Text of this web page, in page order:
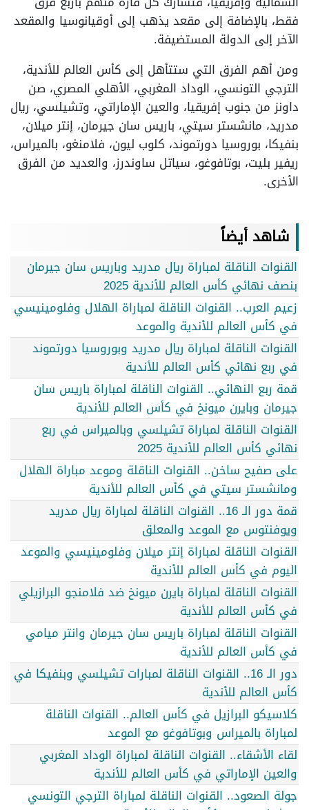
فقط، بالإضافة إلى مقعد يذهب إلى أوقيانوسيا والمقعد
الآخر إلى الدولة المستضيفة.
ومن أهم الفرق التي ستتأهل إلى كأس العالم للأندية،
الترجي التونسي، الوداد المغربي، الأهلي المصري، صن
داونز من جنوب إفريقيا، والعين الإماراتي، وتشيلسي، ريال
مدريد، مانشستر سيتي، باريس سان جيرمان، إنتر ميلان،
بنفيكا، بوروسيا دورتموند، كلوب ليون، فلامنغو، بالميراس،
ريفير بليت، بوتافوغو، سياتل ساوندرز، والعديد من الفرق
الأخرى.
شاهد أيضاً
القنوات الناقلة لمباراة ريال مدريد وباريس سان جيرمان
بنصف نهائي كأس العالم للأندية 2025
زعيم العرب.. القنوات الناقلة لمباراة الهلال وفلومينيسي
في كأس العالم للأندية والموعد
القنوات الناقلة لمباراة ريال مدريد وبوروسيا دورتموند
في ربع نهائي كأس العالم للأندية
قمة ربع النهائي.. القنوات الناقلة لمباراة باريس سان
جيرمان وبايرن ميونخ في كأس العالم للأندية
القنوات الناقلة لمباراة تشيلسي وبالميراس في ربع
نهائي كأس العالم للأندية 2025
على صفيح ساخن.. القنوات الناقلة وموعد مباراة الهلال
ومانشستر سيتي في كأس العالم للأندية
قمة دور الـ 16.. القنوات الناقلة لمباراة ريال مدريد
ويوفنتوس مع الموعد والمعلق
القنوات الناقلة لمباراة إنتر ميلان وفلومينيسي والموعد
اليوم في كأس العالم للأندية
القنوات الناقلة لمباراة بايرن ميونخ ضد فلامنجو البرازيلي
في كأس العالم للأندية
القنوات الناقلة لمباراة باريس سان جيرمان وانتر ميامي
في كأس العالم للأندية
دور الـ 16.. القنوات الناقلة لمبارات تشيلسي وبنفيكا في
كأس العالم للأندية
كلاسيكو البرازيل في كأس العالم.. القنوات الناقلة
لمباراة بالميراس وبوتافوغو مع الموعد
لقاء الأشقاء.. القنوات الناقلة لمباراة الوداد المغربي
والعين الإماراتي في كأس العالم للأندية
جولة الصعود.. القنوات الناقلة لمباراة الترجي التونسي